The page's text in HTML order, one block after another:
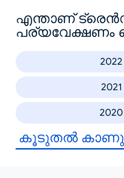
എന്താണ്
2022
2021
2020
കൂടുതൽ